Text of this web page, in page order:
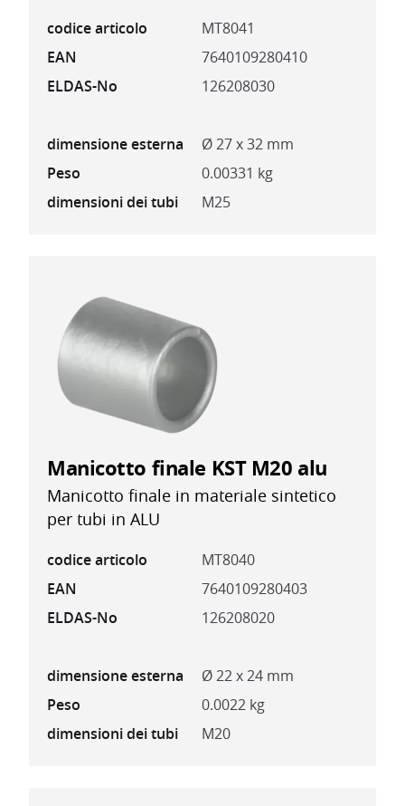
codice articolo
MT8041
EAN
7640109280410
ELDAS-No
126208030
dimensione esterna
Ø 27 x 32 mm
Peso
0.00331 kg
dimensioni dei tubi
M25
Manicotto finale KST M20 alu
Manicotto finale in materiale sintetico
per tubi in ALU
codice articolo
MT8040
EAN
7640109280403
ELDAS-No
126208020
dimensione esterna
Ø 22 x 24 mm
Peso
0.0022 kg
dimensioni dei tubi
M20